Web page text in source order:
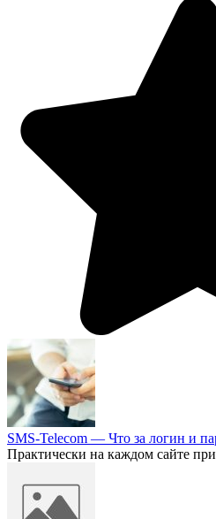
SMS-Telecom — Что за логин и
Практически на каждом сайте